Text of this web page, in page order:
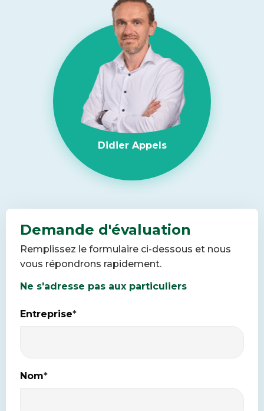
Didier Appels
Demande d'évaluation
Remplissez le formulaire ci-dessous et nous
vous répondrons rapidement.
Ne s'adresse pas aux particuliers
Entreprise*
Nom*